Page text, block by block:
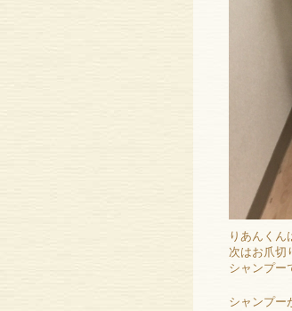
りあんくん
次はお爪切
シャンプー
シャンプー